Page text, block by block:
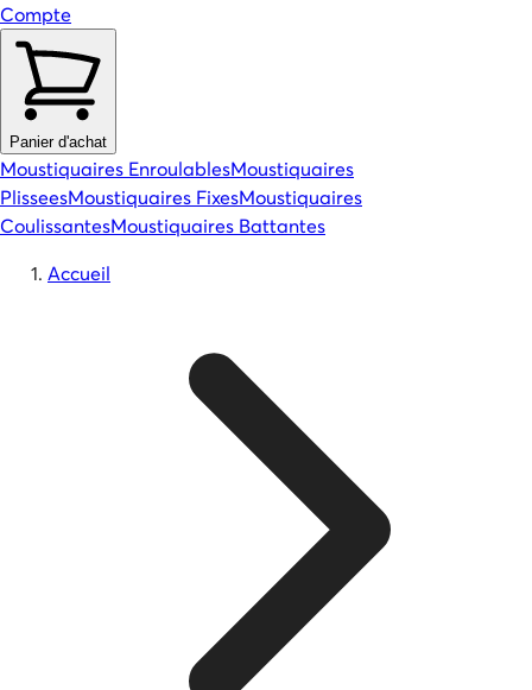
Compte
Panier d'achat
Moustiquaires EnroulablesMoustiquaires
PlisseesMoustiquaires FixesMoustiquaires
CoulissantesMoustiquaires Battantes
Accueil